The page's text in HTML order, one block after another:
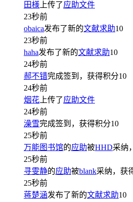
田様 上传了应助文件
23秒前
obaica发布了新的文献求助10
23秒前
haha发布了新的文献求助10
24秒前
郝不错完成签到，获得积分10
24秒前
烟花 上传了应助文件
24秒前
澡雪完成签到，获得积分10
25秒前
万能图书馆的应助被HHD采纳
25秒前
寻雯静的应助被blank采纳，获
25秒前
蒋楚涵发布了新的文献求助10